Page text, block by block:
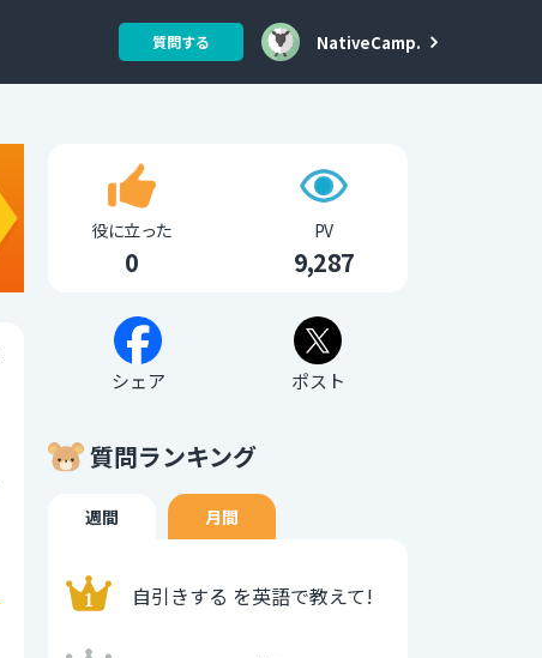
質問する NativeCamp.
役に立った
0
PV
9,287
シェア ポスト
質問ランキング
週間 月間
自引きする を英語で教えて!